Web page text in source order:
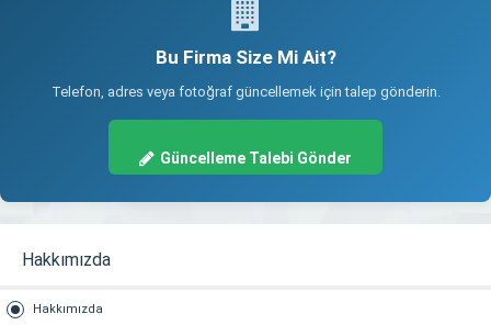
Bu Firma Size Mi Ait?
Telefon, adres veya fotoğraf güncellemek için talep gönderin.
Güncelleme Talebi Gönder
Hakkımızda
Hakkımızda